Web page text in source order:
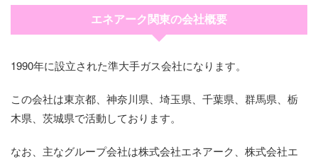
エネアーク関東の会社概要
1990年に設立された準大手ガス会社になります。
この会社は東京都、神奈川県、埼玉県、千葉県、群馬県、栃
木県、茨城県で活動しております。
なお、主なグループ会社は株式会社エネアーク、株式会社エ